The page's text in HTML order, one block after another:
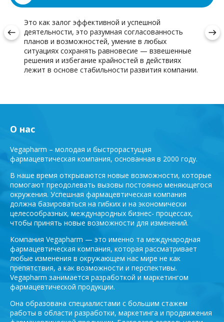
Это как залог эффективной и успешной
деятельности, это разумная согласованность
планов и возможностей, умение в любых
ситуациях сохранять равновесие — взвешенные
решения и избегание крайностей в действиях
лежит в основе стабильности развития компании.
west east
О нас
Vegapharm – молодая и быстрорастущая
фармацевтическая компания, основанная в 2000 году.
В наше время открываются новые возможности, которые
помогают преодолевать вызовы постоянно меняющегося
окружения. Успешная фармацевтическая компания
должна базироваться на гибких и на экономически
целесообразных, международных бизнес- процессах,
чтобы принять новые возможности для изменений.
Компания Vegapharm — это именно та международная
фармацевтическая компания, которая рассматривает
любые изменения в окружающем нас мире не как
препятствия, а как возможности и перспективы.
Vegapharm занимается разработкой и маркетингом
фармацевтической продукции.
Она образована специалистами с большим стажем
работы в области разработки, маркетинга и продвижения